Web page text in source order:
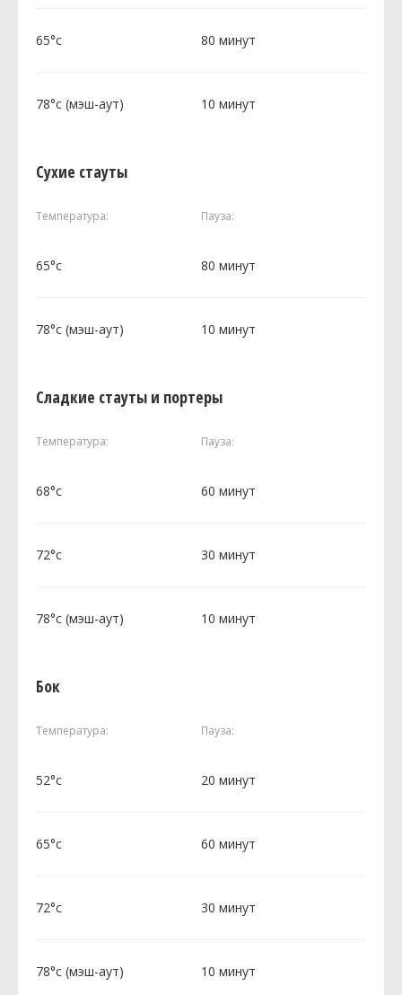
65°c 80 минут
78°c (мэш-аут) 10 минут
Сухие стауты
Температура: Пауза:
65°c 80 минут
78°c (мэш-аут) 10 минут
Сладкие стауты и портеры
Температура: Пауза:
68°c 60 минут
72°c 30 минут
78°c (мэш-аут) 10 минут
Бок
Температура: Пауза:
52°c 20 минут
65°c 60 минут
72°c 30 минут
78°c (мэш-аут) 10 минут